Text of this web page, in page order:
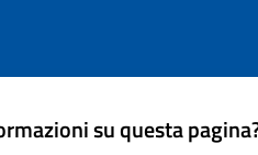
su questa